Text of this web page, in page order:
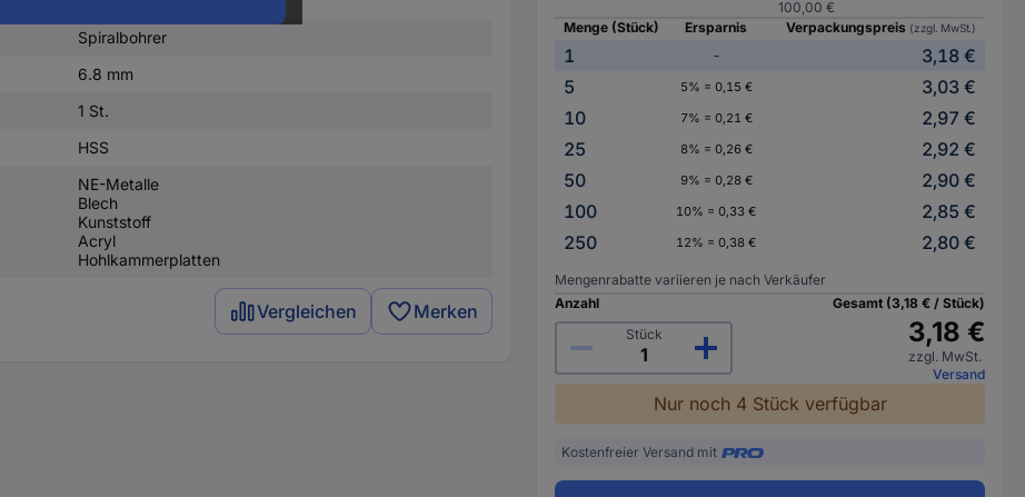
Spiralbohrer
6.8 mm
1 St.
HSS
NE-Metalle
Blech
Kunststoff
Acryl
Hohlkammerplatten
Vergleichen Merken
100,00 €
Menge (Stück)
Ersparnis Verpackungspreis (zzgl. MwSt.)
1 -
3,18 €
5
5% = 0,15 €
3,03 €
10
7% = 0,21 €
2,97 €
25
8% = 0,26 €
2,92 €
50
9% = 0,28 €
2,90 €
100
10% = 0,33 €
2,85 €
250
12% = 0,38 € 2,80 €
Mengenrabatte variieren je nach Verkäufer
Anzahl
Stück
Gesamt (3,18 € / Stück)
3,18 €
zzgl. MwSt.
Versand
Nur noch 4 Stück verfügbar
Kostenfreier Versand mit